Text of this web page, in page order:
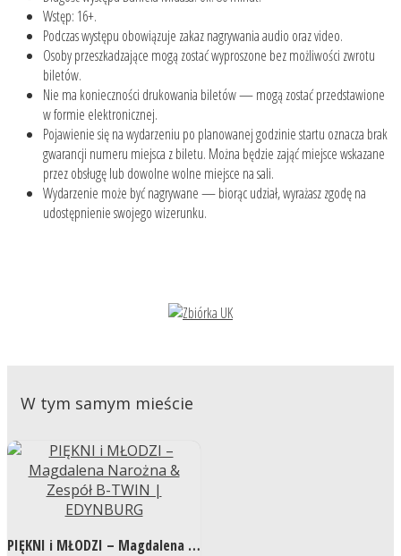
Wstęp: 16+.
Podczas występu obowiązuje zakaz nagrywania audio oraz video.
Osoby przeszkadzające mogą zostać wyproszone bez możliwości zwrotu
biletów.
Nie ma konieczności drukowania biletów — mogą zostać przedstawione
w formie elektronicznej.
Pojawienie się na wydarzeniu po planowanej godzinie startu oznacza brak
gwarancji numeru miejsca z biletu. Można będzie zająć miejsce wskazane
przez obsługę lub dowolne wolne miejsce na sali.
Wydarzenie może być nagrywane — biorąc udział, wyrażasz zgodę na
udostępnienie swojego wizerunku.
W tym samym mieście
PIĘKNI i MŁODZI – Magdalena Narożna & Zespół B-TWIN | EDYNBURG